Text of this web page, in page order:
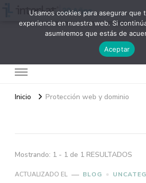
Inicio Protección web y dominio
Mostrando: 1 - 1 de 1 RESULTADOS
ACTUALIZADO EL BLOG
Usamos cookies para asegurar que
experiencia en nuestra web. Si
asumiremos que estás de
Aceptar